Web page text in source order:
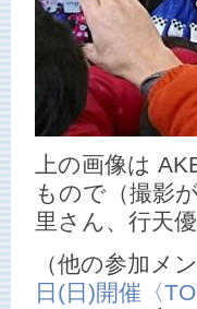
上の画像は
もので（撮影
里さん、行天
（他の参加メ
日(日)開催〈